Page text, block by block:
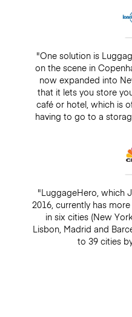
"One solution is
on the scene in
now expanded into
that it lets you store
café or hotel, which is
having to go to a
"LuggageHero, which
2016, currently has
in six cities (New
Lisbon, Madrid and
to 39 cities